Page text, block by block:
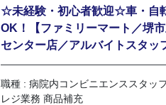
☆未経験・初心者歓迎☆車・自
OK！【ファミリーマート／堺
センター店／アルバイトスタッ
職種 : 病院内コンビニエンススタッ
レジ業務 商品補充